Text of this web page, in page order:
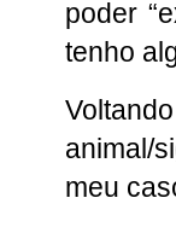
poder
tenho
animal/
meu